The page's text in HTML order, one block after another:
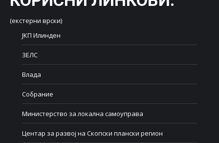
(екстерни врски)
ЈКП Илинден
ЗЕЛС
Влада
Собрание
Министерство за локална самоуправа
Центар за развој на Скопски плански регион